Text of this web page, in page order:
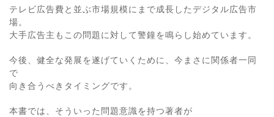
テレビ広告費と並ぶ市場規模にまで成長したデジタル広告市
場。
大手広告主もこの問題に対して警鐘を鳴らし始めています。
今後、健全な発展を遂げていくために、今まさに関係者一同
で
向き合うべきタイミングです。
本書では、そういった問題意識を持つ著者が